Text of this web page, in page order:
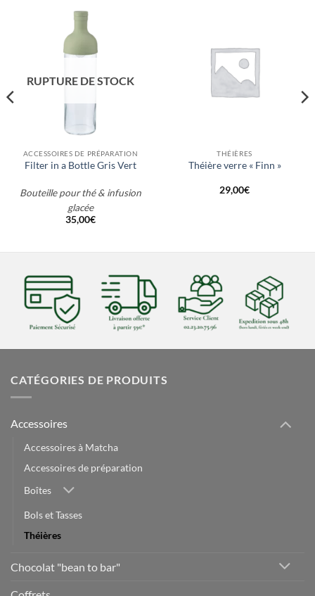
RUPTURE DE STOCK
ACCESSOIRES DE PRÉPARATION
Filter in a Bottle Gris Vert
Bouteille pour thé & infusion
glacée
35,00€
THÉIÈRES
Théière verre « Finn »
29,00€
CATÉGORIES DE PRODUITS
Accessoires
Accessoires à Matcha
Accessoires de préparation
Boîtes
Bols et Tasses
Théières
Chocolat "bean to bar"